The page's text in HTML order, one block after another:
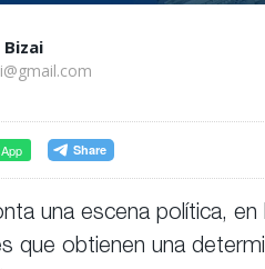
Bizai
una escena política,
que obtienen una